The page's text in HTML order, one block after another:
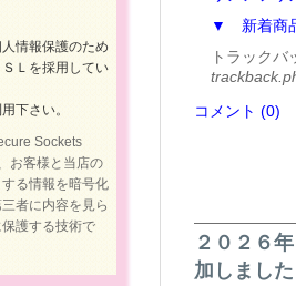
▼ 新着商
トラック
コメント (0)
２０２６
加しまし
情報保護のため
Ｌを採用してい
下さい。
Sockets
お客様と当店の
る情報を暗号化
者に内容を見ら
護する技術で